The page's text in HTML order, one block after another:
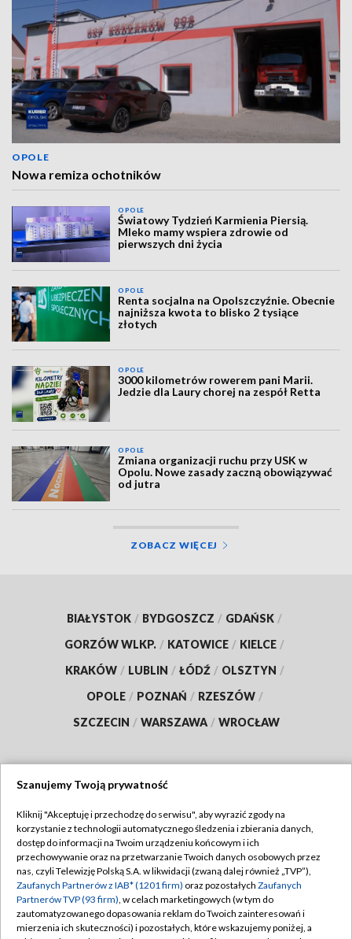
OPOLE
Nowa remiza ochotników
OPOLE
Światowy Tydzień Karmienia Piersią.
Mleko mamy wspiera zdrowie od
pierwszych dni życia
OPOLE
Renta socjalna na Opolszczyźnie. Obecnie
najniższa kwota to blisko 2 tysiące
złotych
OPOLE
3000 kilometrów rowerem pani Marii.
Jedzie dla Laury chorej na zespół Retta
OPOLE
Zmiana organizacji ruchu przy USK w
Opolu. Nowe zasady zaczną obowiązywać
od jutra
ZOBACZ WIĘCEJ
BIAŁYSTOK / BYDGOSZCZ / GDAŃSK /
GORZÓW WLKP. / KATOWICE / KIELCE /
KRAKÓW / LUBLIN / ŁÓDŹ / OLSZTYN /
OPOLE / POZNAŃ / RZESZÓW /
SZCZECIN / WARSZAWA / WROCŁAW
TVP
Abonament TVP
Emisja w TVP
Centrum informacji TVP
Naziemna Telewizja Cyfrowa
Regulamin TVP
Polityka prywatności
Moje zgody
Szanujemy Twoją prywatność
Kliknij "Akceptuję i przechodzę do serwisu", aby wyrazić zgody na
korzystanie z technologii automatycznego śledzenia i zbierania danych,
dostęp do informacji na Twoim urządzeniu końcowym i ich
przechowywanie oraz na przetwarzanie Twoich danych osobowych przez
nas, czyli Telewizję Polską S.A. w likwidacji (zwaną dalej również „TVP”),
Zaufanych Partnerów z IAB* (1201 firm) oraz pozostałych Zaufanych
Partnerów TVP (93 firm), w celach marketingowych (w tym do
zautomatyzowanego dopasowania reklam do Twoich zainteresowań i
mierzenia ich skuteczności) i pozostałych, które wskazujemy poniżej, a